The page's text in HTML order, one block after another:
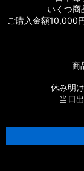
いくつ商
ご購入金額10,000
商
休み明
当日